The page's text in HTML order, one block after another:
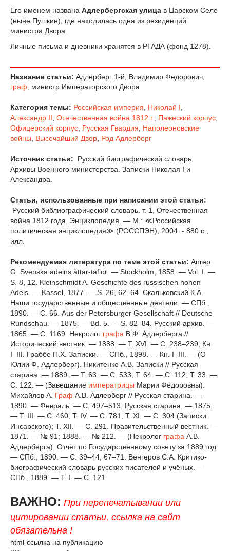
Его именем названа Адлербергская улица в Царском Селе
(ныне Пушкин), где находилась одна из резиденций
министра Двора.
Личные письма и дневники хранятся в РГАДА (фонд 1278).
Название статьи: Адлерберг 1-й, Владимир Федорович,
граф , министр Императорского Двора
Категория темы: Российская империя Николай I
Александр II Отечественная война 1812 г. Пажеский корпус
Офицерский корпус Русская Гвардия
Наполеоновские
войны
Высочайший Двор Род Адлерберг
Источник статьи:
Русский биографический словарь.
Архивы Военного министерства. Записки Николая I и
Александра.
Статьи, использованные при написании этой статьи:
Русский библиографический словарь. т. 1, Отечественная
война 1812 года. Энциклопедия. — М.: ≪Российская
политическая энциклопедия≫ (РОССПЭН), 2004. - 880 с.,
илл.
Рекомендуемая литература по теме этой статьи: Anrep
G. Svenska adelns ättar-taflor. — Stockholm, 1858. — Vol. I. —
S. 8, 12. Kleinschmidt A. Geschichte des russischen hohen
Adels. — Kassel, 1877. — S. 26, 62–64. Скальковский К.А.
Наши государственные и общественные деятели. — СПб.,
1890. — С. 66. Aus der Petersburger Gesellschaft // Deutsche
Rundschau. — 1875. — Bd. 5. — S. 82–84. Русский архив. —
1865. — С. 1169. Некролог графа В.Ф. Адлерберга //
Исторический вестник. — 1888. — Т. XVI. — С. 238–239; Кн.
I–III. Граббе П.Х. Записки. — СПб., 1898. — Кн. I–III. — (О
Юлии Ф. Адлерберг). Никитенко А.В. Записки // Русская
старина. — 1889. — Т. 63. — С. 533; Т. 64. — С. 112; Т. 33. —
С. 122. — (Завещание императрицы Марии Фёдоровны).
Михайлов А. Граф А.В. Адлерберг // Русская старина. —
1890. — Февраль. — С. 497–513. Русская старина. — 1875.
— Т. III. — С. 460; Т. IV. — С. 781; Т. XI. — С. 304 (Записки
Инсарского); Т. XII. — С. 291. Правительственный вестник. —
1871. — № 91; 1888. — № 212. — (Некролог графа А.В.
Адлерберга). Отчёт по Государственному совету за 1889 год.
— СПб., 1890. — С. 39–44, 67–71. Венгеров С.А. Критико-
биографический словарь русских писателей и учёных. —
СПб., 1889. — Т. I. — С. 121.
ВАЖНО: При перепечатывании или
цитировании статьи, ссылка на сайт
обязательна !
html-ссылка на публикацию